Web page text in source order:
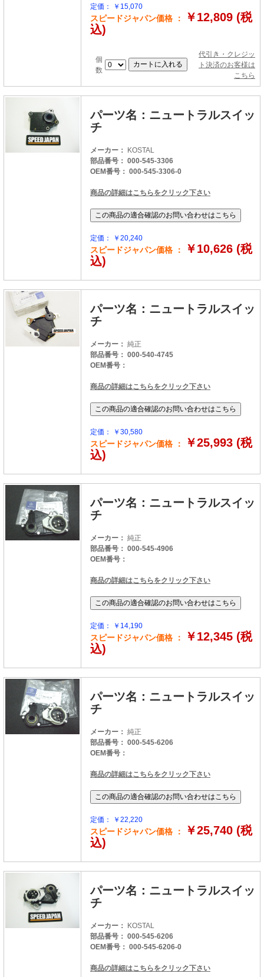
定価： ￥15,070
スピードジャパン価格 ：
￥12,809 (税
込)
個
数
代引き・クレジッ
ト決済のお客様は
こちら
パーツ名：ニュートラルスイッ
チ
メーカー： KOSTAL
部品番号： 000-545-3306
OEM番号： 000-545-3306-0
商品の詳細はこちらをクリック下さい
定価： ￥20,240
スピードジャパン価格 ：
￥10,626 (税
込)
パーツ名：ニュートラルスイッ
チ
メーカー： 純正
部品番号： 000-540-4745
OEM番号：
商品の詳細はこちらをクリック下さい
定価： ￥30,580
スピードジャパン価格 ：
￥25,993 (税
込)
パーツ名：ニュートラルスイッ
チ
メーカー： 純正
部品番号： 000-545-4906
OEM番号：
商品の詳細はこちらをクリック下さい
定価： ￥14,190
スピードジャパン価格 ：
￥12,345 (税
込)
パーツ名：ニュートラルスイッ
チ
メーカー： 純正
部品番号： 000-545-6206
OEM番号：
商品の詳細はこちらをクリック下さい
定価： ￥22,220
スピードジャパン価格 ：
￥25,740 (税
込)
パーツ名：ニュートラルスイッ
チ
メーカー： KOSTAL
部品番号： 000-545-6206
OEM番号： 000-545-6206-0
商品の詳細はこちらをクリック下さい